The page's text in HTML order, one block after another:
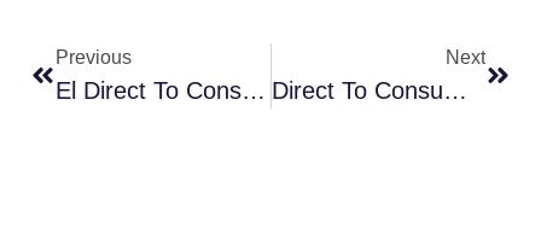
Previous
El Direct To Consumer Y El Retail Media
Next
Direct To Consumer And Retail Media